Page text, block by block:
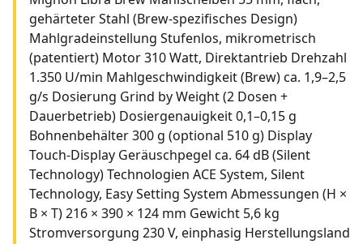
gehärteter Stahl (Brew-spezifisches Design)
Mahlgradeinstellung Stufenlos, mikrometrisch
(patentiert) Motor 310 Watt, Direktantrieb Drehzahl
1.350 U/min Mahlgeschwindigkeit (Brew) ca. 1,9–2,5
g/s Dosierung Grind by Weight (2 Dosen +
Dauerbetrieb) Dosiergenauigkeit 0,1–0,15 g
Bohnenbehälter 300 g (optional 510 g) Display
Touch-Display Geräuschpegel ca. 64 dB (Silent
Technology) Technologien ACE System, Silent
Technology, Easy Setting System Abmessungen (H ×
B × T) 216 × 390 × 124 mm Gewicht 5,6 kg
Stromversorgung 230 V, einphasig Herstellungsland